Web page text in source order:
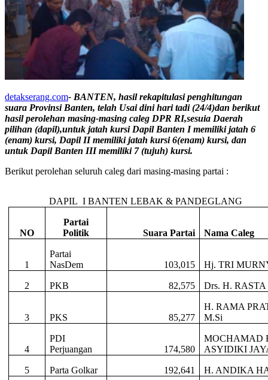
detakserang.com- BANTEN, hasil rekapitulasi penghitungan
suara Provinsi Banten, telah Usai dini hari tadi (24/4)dan berikut
hasil perolehan masing-masing caleg DPR RI,sesuia Daerah
pilihan (dapil),untuk jatah kursi Dapil Banten I memiliki jatah 6
(enam) kursi, Dapil II memiliki jatah kursi 6(enam) kursi, dan
untuk Dapil Banten III memiliki 7 (tujuh) kursi.
Berikut perolehan seluruh caleg dari masing-masing partai :
DAPIL I BANTEN LEBAK & PANDEGLANG
NO
Partai
Politik
Suara Partai Nama Caleg
1
Partai
NasDem
103,015 Hj. TRI
2 PKB 82,575 Drs. H.
3 PKS 85,277
H. RAMA
M.Si
4
PDI
Perjuangan
174,580
MOCHAMAD
ASYIDIKI
5 Parta Golkar 192,641 H. ANDIKA